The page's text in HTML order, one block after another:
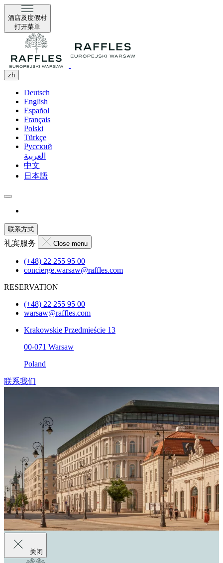
酒店及度假村
打开菜单
zh
Deutsch
English
Español
Français
Polski
Türkçe
Русский
العربية
中文
日本語
联系方式
礼宾服务 Close menu
(+48) 22 255 95 00
concierge.warsaw@raffles.com
RESERVATION
(+48) 22 255 95 00
warsaw@raffles.com
Krakowskie Przedmieście 13
00-071 Warsaw
Poland
联系我们
关闭